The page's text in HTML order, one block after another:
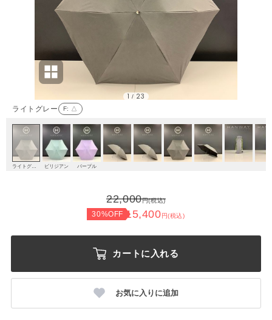
ライトグレー F: △
1 / 23
ビリジアン パープル
22,000円(税込)
30%OFF 15,400円(税込)
カートに入れる
お気に入りに追加